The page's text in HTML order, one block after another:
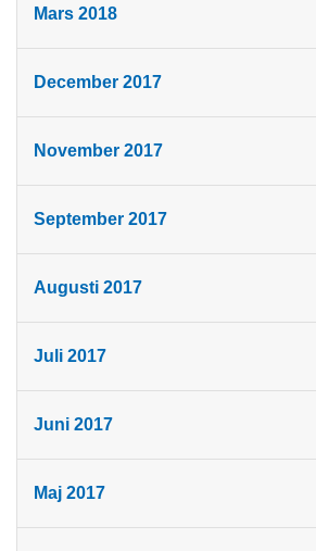
Mars 2018
December 2017
November 2017
September 2017
Augusti 2017
Juli 2017
Juni 2017
Maj 2017